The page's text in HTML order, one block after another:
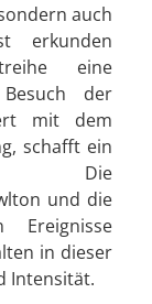
auch
erkunden
eine
der
mit dem
schafft ein
Die
und die
Ereignisse
in dieser
Intensität.